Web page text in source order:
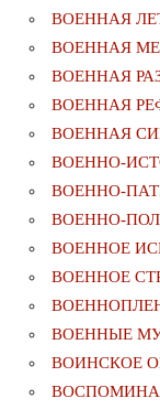
ВОЕННАЯ
ВОЕННАЯ
ВОЕННАЯ
ВОЕННАЯ
ВОЕННАЯ
ВОЕННО-
ВОЕННО-
ВОЕННО-
ВОЕННОЕ
ВОЕННОЕ
ВОЕННЫЕ
ВОИНСКОЕ